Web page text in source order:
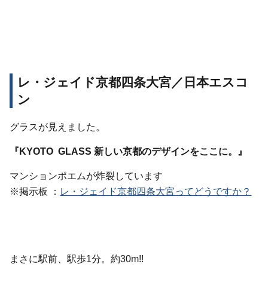
レ・ジェイド京都四条大宮／日本エスコ
ン
グラスが見えました。
『KYOTO GLASS 新しい京都のデザインをここに。』
マンションポエムが炸裂しています
※掲示板 ： レ・ジェイド京都四条大宮ってどうですか？
まさに駅前、駅歩1分。約30m!!